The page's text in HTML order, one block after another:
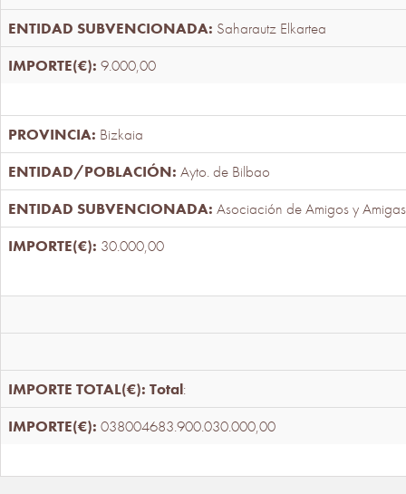
Saharautz Elkartea
9.000,00
Bizkaia
Ayto. de Bilbao
Asociación de Amigos y
30.000,00
Total:
038004683.900.030.000,00